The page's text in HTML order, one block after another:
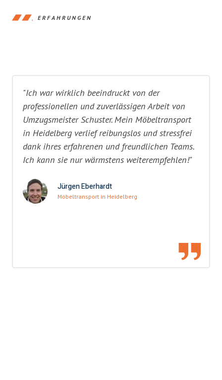
ERFAHRUNGEN
"Ich war wirklich beeindruckt von der
professionellen und zuverlässigen Arbeit von
Umzugsmeister Schuster. Mein Möbeltransport
in Heidelberg verlief reibungslos und stressfrei
dank ihres erfahrenen und freundlichen Teams.
Ich kann sie nur wärmstens weiterempfehlen!"
Jürgen Eberhardt
Möbeltransport in Heidelberg